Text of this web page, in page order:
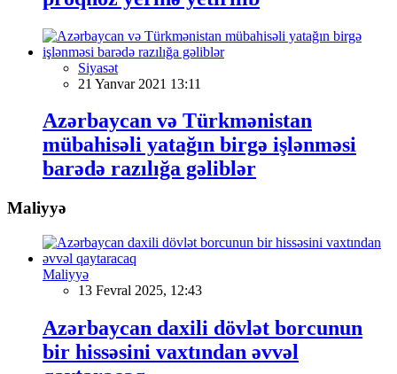
Siyasət
21 Yanvar 2021 13:11
Azərbaycan və Türkmənistan
mübahisəli yatağın birgə işlənməsi
barədə razılığa gəliblər
Maliyyə
Maliyyə
13 Fevral 2025, 12:43
Azərbaycan daxili dövlət borcunun
bir hissəsini vaxtından əvvəl